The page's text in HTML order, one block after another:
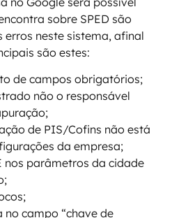
sobre SPED são
neste sistema, afinal
são estes:
de campos obrigatórios;
não o responsável
de PIS/Cofins não está
da empresa;
nos parâmetros da cidade
campo “chave de